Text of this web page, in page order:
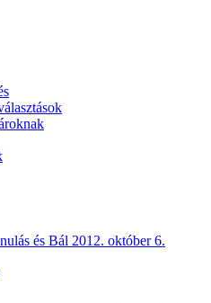
és Bál 2012. október 6.